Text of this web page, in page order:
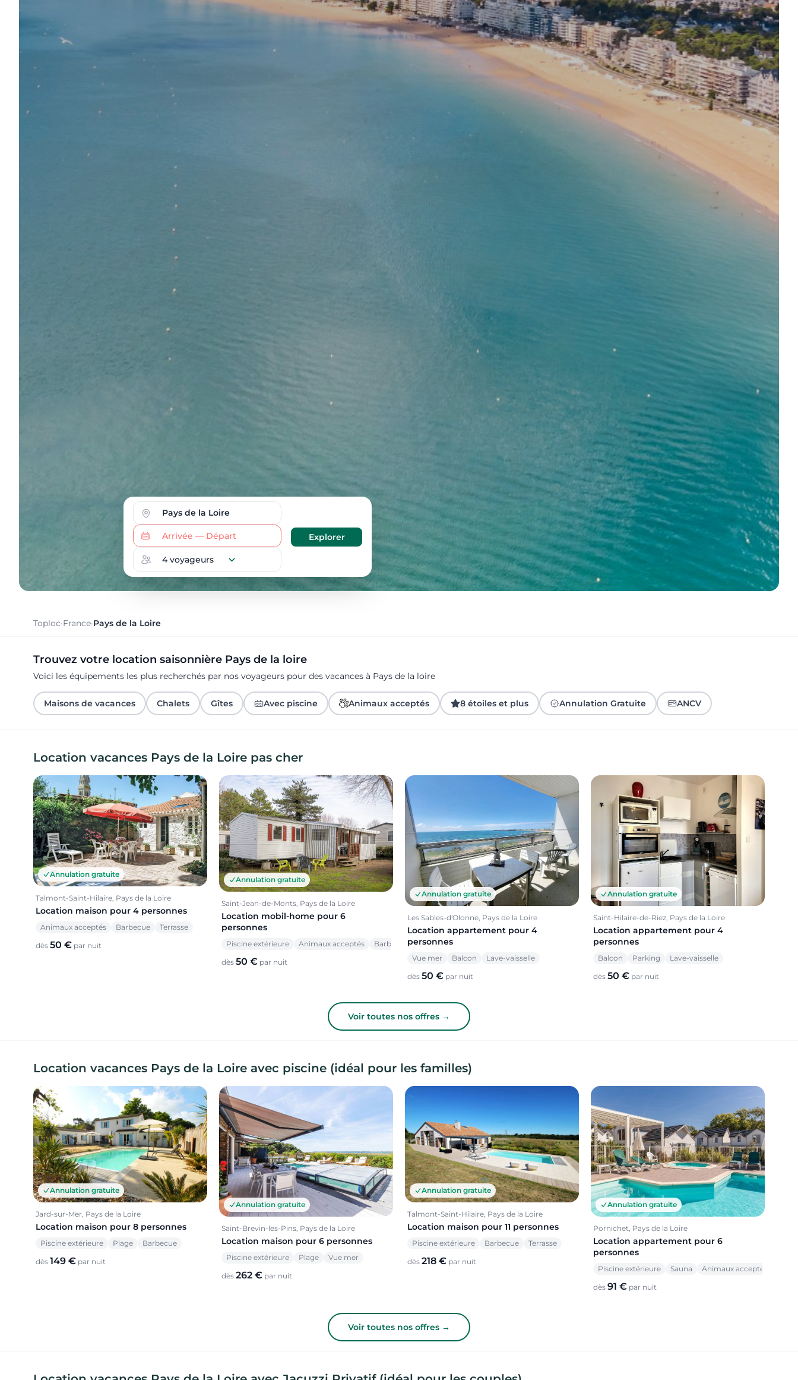
Toploc·France·Pays de la Loire
Trouvez votre location saisonnière Pays de la loire
Voici les équipements les plus recherchés par nos voyageurs pour des vacances à Pays de la loire
Maisons de vacances Chalets Gîtes Avec piscine Animaux acceptés 8 étoiles et plus Annulation Gratuite ANCV
Location vacances Pays de la Loire pas cher
Annulation gratuite
Talmont-Saint-Hilaire, Pays de la Loire
Location maison pour 4 personnes
Animaux acceptés Barbecue Terrasse
dès 50 € par nuit
Annulation gratuite
Saint-Jean-de-Monts, Pays de la Loire
Location mobil-home pour 6
personnes
Piscine extérieure Animaux acceptés Barbecue
dès 50 € par nuit
Annulation gratuite
Les Sables-d'Olonne, Pays de la Loire
Location appartement pour 4
personnes
Vue mer Balcon Lave-vaisselle
dès 50 € par nuit
Annulation gratuite
Saint-Hilaire-de-Riez, Pays de la Loire
Location appartement pour 4
personnes
Balcon Parking Lave-vaisselle
dès 50 € par nuit
Voir toutes nos offres →
Location vacances Pays de la Loire avec piscine (idéal pour les familles)
Annulation gratuite
Jard-sur-Mer, Pays de la Loire
Location maison pour 8 personnes
Piscine extérieure Plage Barbecue
dès 149 € par nuit
Annulation gratuite
Saint-Brevin-les-Pins, Pays de la Loire
Location maison pour 6 personnes
Piscine extérieure Plage Vue mer
dès 262 € par nuit
Annulation gratuite
Talmont-Saint-Hilaire, Pays de la Loire
Location maison pour 11 personnes
Piscine extérieure Barbecue Terrasse
dès 218 € par nuit
Annulation gratuite
Pornichet, Pays de la Loire
Location appartement pour 6
personnes
Piscine extérieure Sauna Animaux acceptés
dès 91 € par nuit
Voir toutes nos offres →